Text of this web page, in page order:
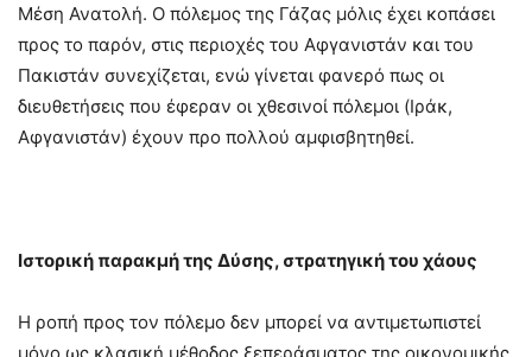
Μέση Ανατολή. Ο πόλεμος της Γάζας μόλις έχει κοπάσει
προς το παρόν, στις περιοχές του Αφγανιστάν και του
Πακιστάν συνεχίζεται, ενώ γίνεται φανερό πως οι
διευθετήσεις που έφεραν οι χθεσινοί πόλεμοι (Ιράκ,
Αφγανιστάν) έχουν προ πολλού αμφισβητηθεί.
Ιστορική παρακμή της Δύσης, στρατηγική του χάους
Η ροπή προς τον πόλεμο δεν μπορεί να αντιμετωπιστεί